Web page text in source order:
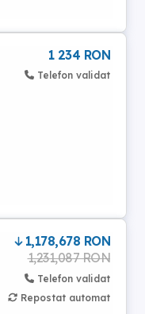
1 234 RON
Telefon validat
1,178,678 RON
1,231,087 RON
Telefon validat
Repostat automat